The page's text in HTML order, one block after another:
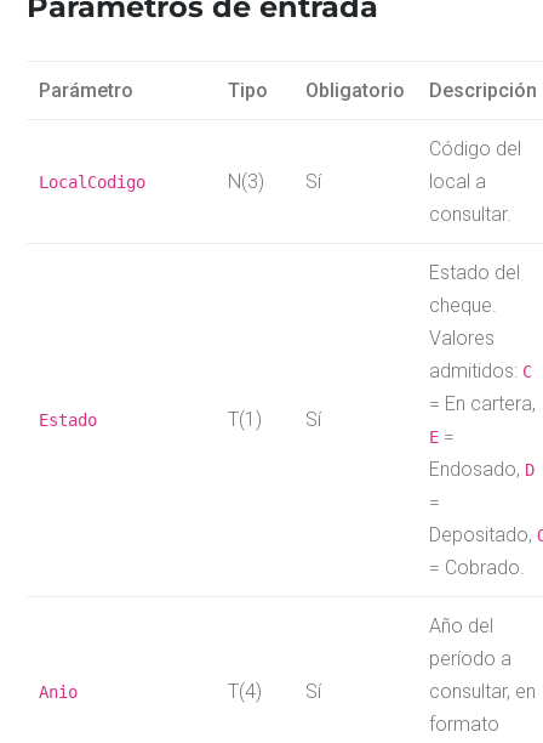
Parámetro Tipo Obligatorio Descripción
LocalCodigo N(3) Sí
Código del
local a
consultar.
Estado T(1) Sí
Estado del
cheque.
Valores
admitidos: C
= En cartera,
E =
Endosado, D
=
Depositado,
= Cobrado.
Anio T(4) Sí
Año del
período a
consultar, en
formato